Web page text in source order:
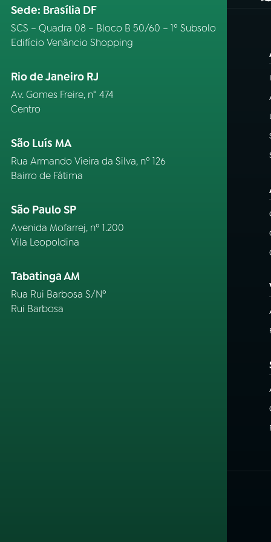
Sede: Brasília DF
SCS – Quadra 08 – Bloco B 50/60 – 1º Subsolo
Edifício Venâncio Shopping
Rio de Janeiro RJ
Av. Gomes Freire, n° 474
Centro
São Luís MA
Rua Armando Vieira da Silva, nº 126
Bairro de Fátima
São Paulo SP
Avenida Mofarrej, nº 1.200
Vila Leopoldina
Tabatinga AM
Rua Rui Barbosa S/Nº
Rui Barbosa